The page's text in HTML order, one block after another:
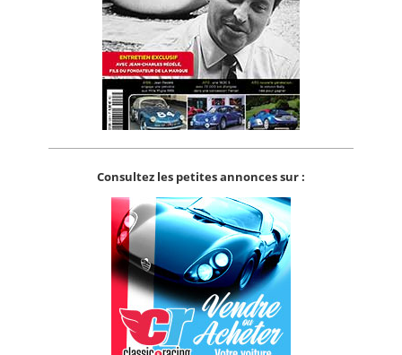
Consultez les petites annonces sur :